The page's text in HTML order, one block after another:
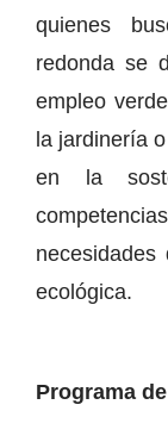
quienes
redonda se
empleo
la jardinería
en la
necesidades
ecológica.
Programa